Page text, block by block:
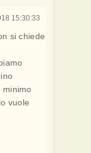
15:30:33
si chiede
minimo
vuole